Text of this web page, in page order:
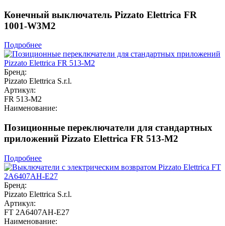
Конечный выключатель Pizzato Elettrica FR
1001-W3M2
Подробнее
Бренд:
Pizzato Elettrica S.r.l.
Артикул:
FR 513-M2
Наименование:
Позиционные переключатели для стандартных
приложений Pizzato Elettrica FR 513-M2
Подробнее
Бренд:
Pizzato Elettrica S.r.l.
Артикул:
FT 2A6407AH-E27
Наименование: